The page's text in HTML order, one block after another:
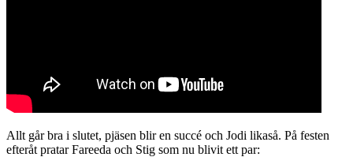
Allt går bra i slutet, pjäsen blir en succé och Jodi likaså. På festen
efteråt pratar Fareeda och Stig som nu blivit ett par: